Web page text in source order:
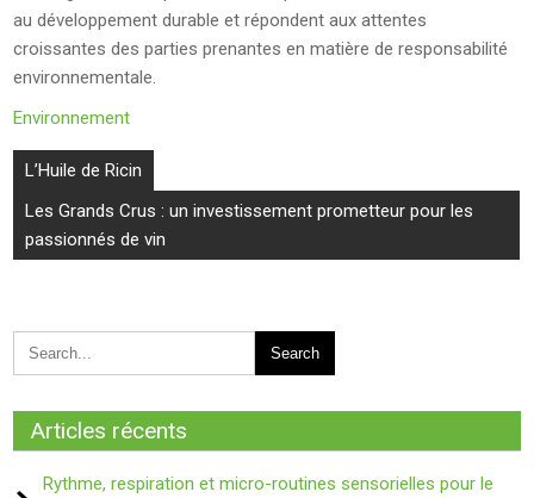
au développement durable et répondent aux attentes
croissantes des parties prenantes en matière de responsabilité
environnementale.
Environnement
Navigation
de
l’article
L’Huile de Ricin
Les Grands Crus : un investissement prometteur pour les
passionnés de vin
Articles récents
Rythme, respiration et micro-routines sensorielles pour le